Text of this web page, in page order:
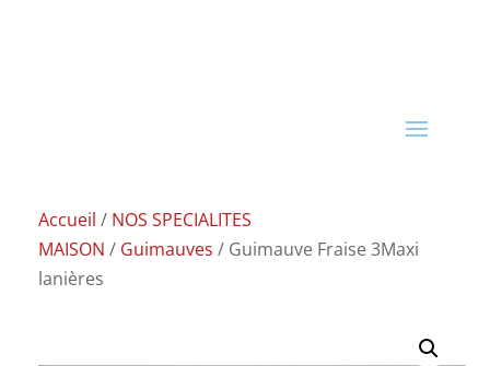
Accueil / NOS SPECIALITES
MAISON / Guimauves / Guimauve Fraise 3Maxi
lanières